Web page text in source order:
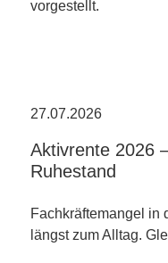
vorgestellt.
27.07.2026
Aktivrente 2026
Ruhestand
Fachkräftemangel in
längst zum Alltag.